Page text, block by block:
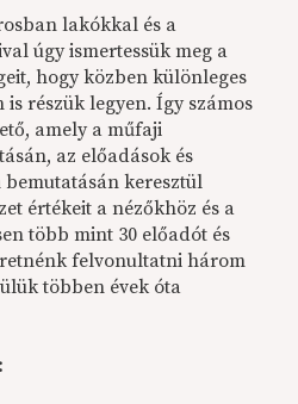
lakókkal és a
úgy ismertessük meg a
hogy közben különleges
részük legyen. Így számos
amely a műfaji
az előadások és
keresztül
értékeit a nézőkhöz és a
több mint 30 előadót és
felvonultatni három
többen évek óta